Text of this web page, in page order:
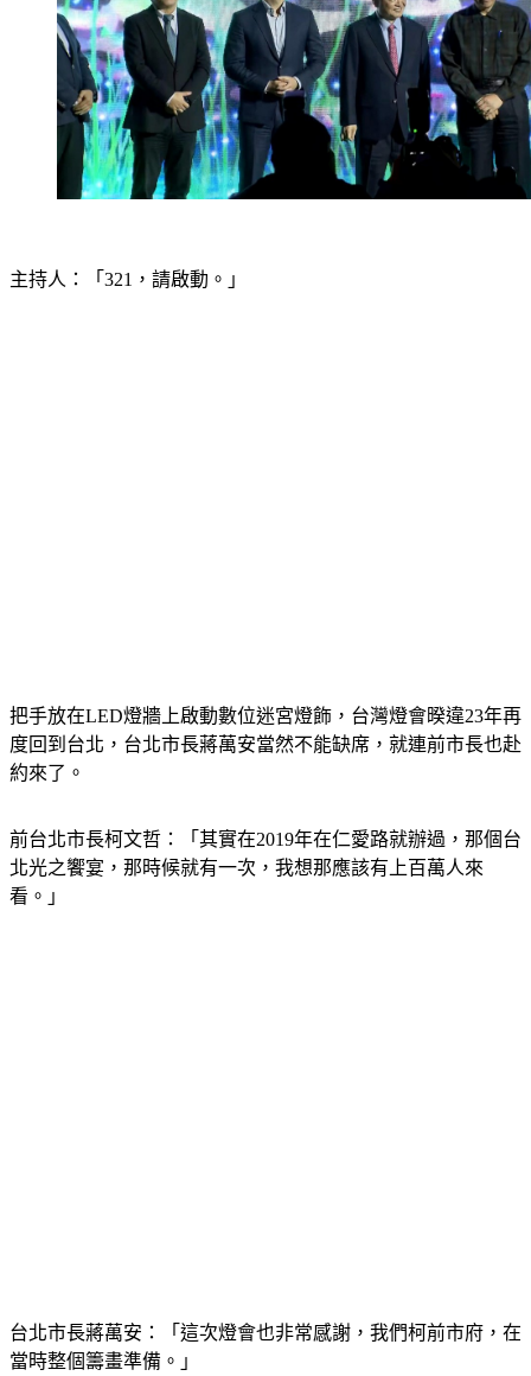
主持人：「321，請啟動。」
把手放在LED燈牆上啟動數位迷宮燈飾，台灣燈會暌違23年再
度回到台北，台北市長蔣萬安當然不能缺席，就連前市長也赴
約來了。
前台北市長柯文哲：「其實在2019年在仁愛路就辦過，那個台
北光之饗宴，那時候就有一次，我想那應該有上百萬人來
看。」
台北市長蔣萬安：「這次燈會也非常感謝，我們柯前市府，在
當時整個籌畫準備。」